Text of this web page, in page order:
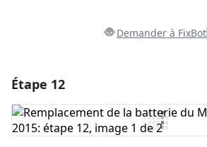
Demander à FixBot
Ajouter un commentaire
Étape 12